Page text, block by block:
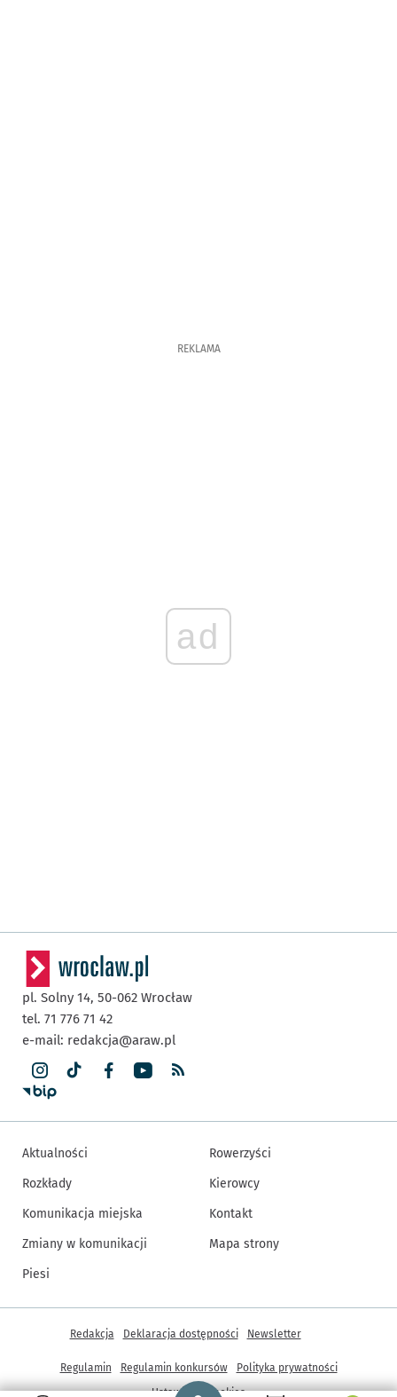
REKLAMA
ad
Strona główna - wroclaw.pl
pl. Solny 14, 50-062 Wrocław
tel. 71 776 71 42
e-mail: redakcja@araw.pl
Aktualności
Rozkłady
Komunikacja miejska
Zmiany w komunikacji
Piesi
Rowerzyści
Kierowcy
Kontakt
Mapa strony
Inne informacje
Redakcja Deklaracja dostępności Newsletter
Regulamin Regulamin konkursów
Polityka prywatności
Ustawienia cookies